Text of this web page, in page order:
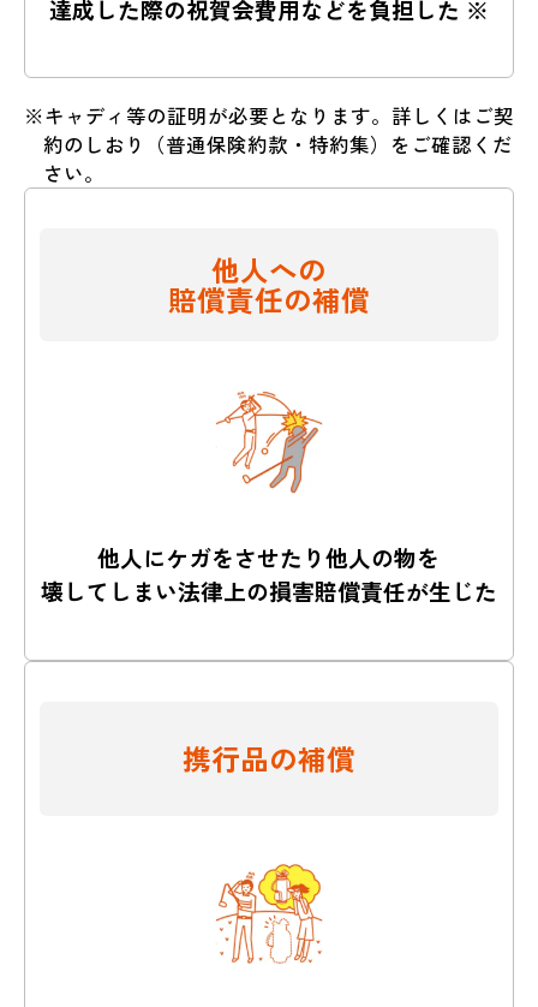
達成した際の祝賀会費用などを負担した ※
※キャディ等の証明が必要となります。詳しくはご契
約のしおり（普通保険約款・特約集）をご確認くだ
さい。
他人への
賠償責任の補償
他人にケガをさせたり他人の物を
壊してしまい法律上の損害賠償責任が生じた
携行品の補償